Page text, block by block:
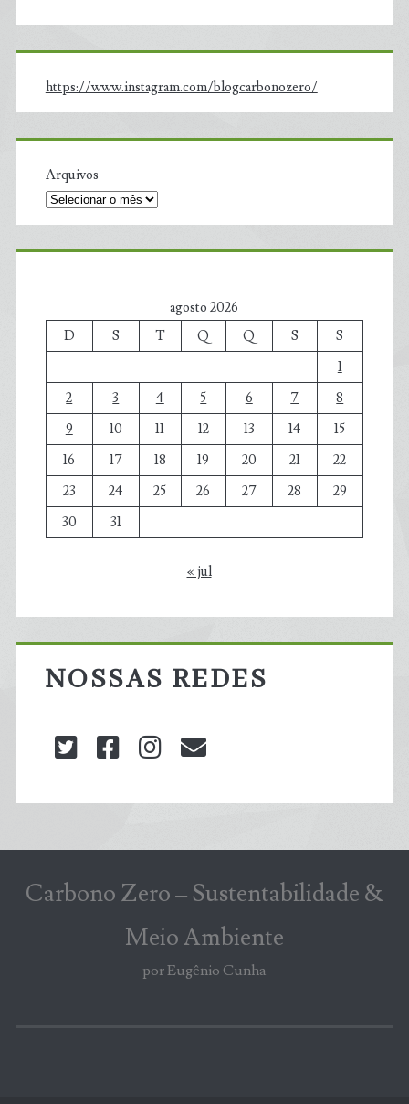
https://www.instagram.com/blogcarbonozero/
Arquivos
agosto 2026
D
S T Q Q S
S
1
2
3 4 5 6 7
8
9
10 11 12 13 14
15
16
17 18 19 20 21
22
23
24 25 26 27 28
29
30
31
« jul
NOSSAS REDES
twitterfacebookinstagram
Carbono Zero – Sustentabilidade &
Meio Ambiente
por Eugênio Cunha